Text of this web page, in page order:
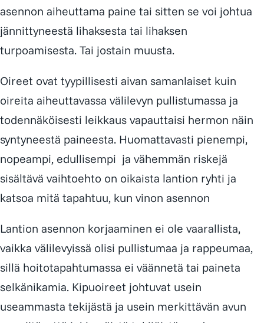
asennon aiheuttama paine tai sitten se voi johtua
jännittyneestä lihaksesta tai lihaksen
turpoamisesta. Tai jostain muusta.
Oireet ovat tyypillisesti aivan samanlaiset kuin
oireita aiheuttavassa välilevyn pullistumassa ja
todennäköisesti leikkaus vapauttaisi hermon näin
syntyneestä paineesta. Huomattavasti pienempi,
nopeampi, edullisempi ja vähemmän riskejä
sisältävä vaihtoehto on oikaista lantion ryhti ja
katsoa mitä tapahtuu, kun vinon asennon
Lantion asennon korjaaminen ei ole vaarallista,
vaikka välilevyissä olisi pullistumaa ja rappeumaa,
sillä hoitotapahtumassa ei väännetä tai paineta
selkänikamia. Kipuoireet johtuvat usein
useammasta tekijästä ja usein merkittävän avun